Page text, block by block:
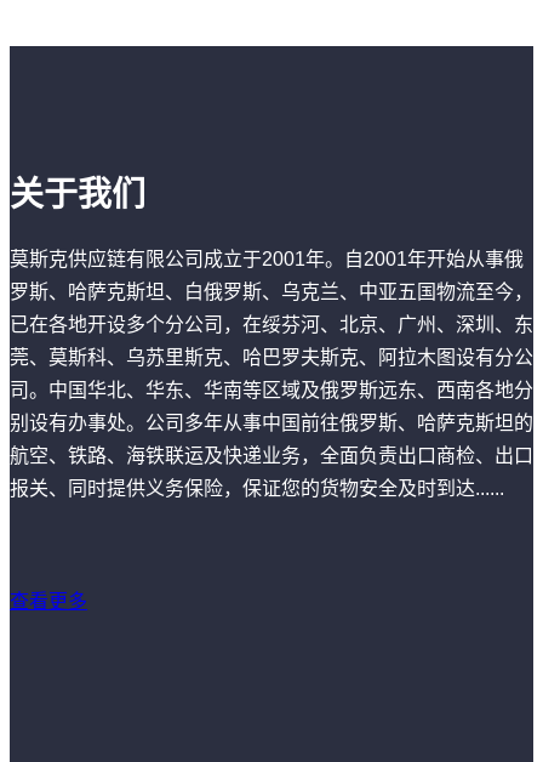
关于我们
莫斯克供应链有限公司成立于2001年。自2001年开始从事俄
罗斯、哈萨克斯坦、白俄罗斯、乌克兰、中亚五国物流至今，
已在各地开设多个分公司，在绥芬河、北京、广州、深圳、东
莞、莫斯科、乌苏里斯克、哈巴罗夫斯克、阿拉木图设有分公
司。中国华北、华东、华南等区域及俄罗斯远东、西南各地分
别设有办事处。公司多年从事中国前往俄罗斯、哈萨克斯坦的
航空、铁路、海铁联运及快递业务，全面负责出口商检、出口
报关、同时提供义务保险，保证您的货物安全及时到达......
查看更多